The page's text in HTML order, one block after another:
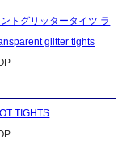
トグリッタータイツ ラ
glitter tights
TIGHTS